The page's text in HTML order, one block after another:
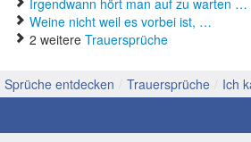
Irgendwann hört man auf zu warten …
Weine nicht weil es vorbei ist, …
2 weitere Trauersprüche
Sprüche entdecken / Trauersprüche / Ich